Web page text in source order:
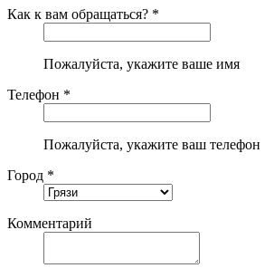
Как к вам обращаться? *
Пожалуйста, укажите ваше имя
Телефон *
Пожалуйста, укажите ваш телефон
Город *
Комментарий